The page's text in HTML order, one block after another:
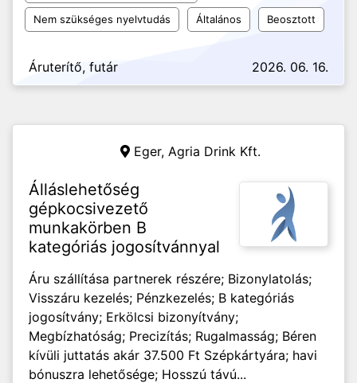
Nem szükséges nyelvtudás Általános Beosztott
Áruterítő, futár 2026. 06. 16.
Eger, Agria Drink Kft.
Álláslehetőség
gépkocsivezető
munkakörben B
kategóriás jogosítvánnyal
Áru szállítása partnerek részére; Bizonylatolás;
Visszáru kezelés; Pénzkezelés; B kategóriás
jogosítvány; Erkölcsi bizonyítvány;
Megbízhatóság; Precizítás; Rugalmasság; Béren
kívüli juttatás akár 37.500 Ft Szépkártyára; havi
bónuszra lehetősége; Hosszú távú...